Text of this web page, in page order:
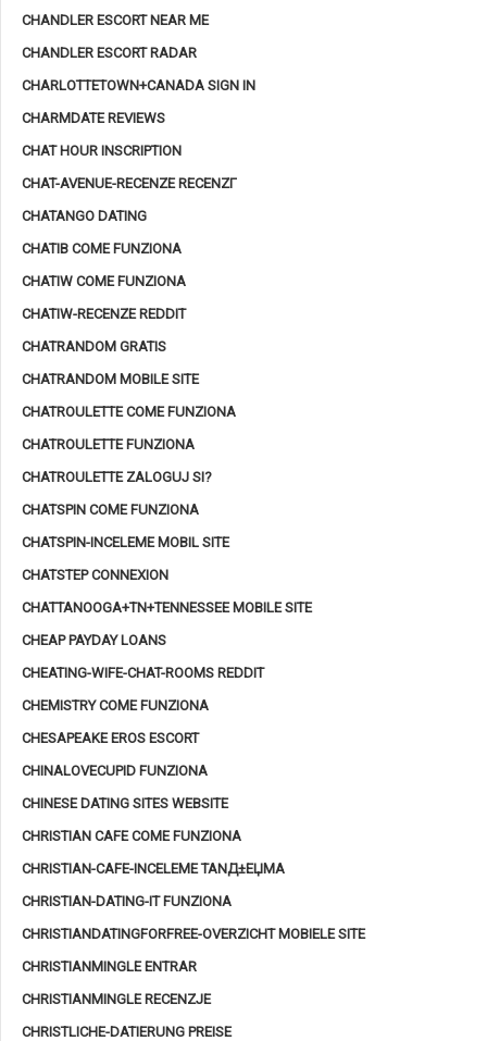
CHANDLER ESCORT NEAR ME
CHANDLER ESCORT RADAR
CHARLOTTETOWN+CANADA SIGN IN
CHARMDATE REVIEWS
CHAT HOUR INSCRIPTION
CHAT-AVENUE-RECENZE RECENZГ­
CHATANGO DATING
CHATIB COME FUNZIONA
CHATIW COME FUNZIONA
CHATIW-RECENZE REDDIT
CHATRANDOM GRATIS
CHATRANDOM MOBILE SITE
CHATROULETTE COME FUNZIONA
CHATROULETTE FUNZIONA
CHATROULETTE ZALOGUJ SI?
CHATSPIN COME FUNZIONA
CHATSPIN-INCELEME MOBIL SITE
CHATSTEP CONNEXION
CHATTANOOGA+TN+TENNESSEE MOBILE SITE
CHEAP PAYDAY LOANS
CHEATING-WIFE-CHAT-ROOMS REDDIT
CHEMISTRY COME FUNZIONA
CHESAPEAKE EROS ESCORT
CHINALOVECUPID FUNZIONA
CHINESE DATING SITES WEBSITE
CHRISTIAN CAFE COME FUNZIONA
CHRISTIAN-CAFE-INCELEME TANД±ЕЏMA
CHRISTIAN-DATING-IT FUNZIONA
CHRISTIANDATINGFORFREE-OVERZICHT MOBIELE SITE
CHRISTIANMINGLE ENTRAR
CHRISTIANMINGLE RECENZJE
CHRISTLICHE-DATIERUNG PREISE